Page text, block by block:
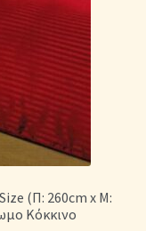
(Π: 260cm x Μ:
Κόκκινο